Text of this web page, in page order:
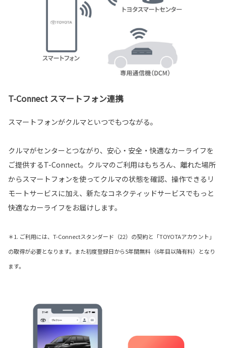
T-Connect スマートフォン連携
スマートフォンがクルマといつでもつながる。
クルマがセンターとつながり、安心・安全・快適なカーライフを
ご提供するT-Connect。クルマのご利用はもちろん、離れた場所
からスマートフォンを使ってクルマの状態を確認、操作できるリ
モートサービスに加え、新たなコネクティッドサービスでもっと
快適なカーライフをお届けします。
＊1. ご利用には、T-Connectスタンダード（22）の契約と「TOYOTAアカウント」
の取得が必要となります。また初度登録日から5年間無料（6年目以降有料）となり
ます。